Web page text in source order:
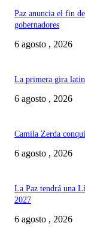
Paz anuncia el fin
gobernadores
6 agosto , 2026
La primera gira
6 agosto , 2026
Camila Zerda
6 agosto , 2026
La Paz tendrá una
2027
6 agosto , 2026